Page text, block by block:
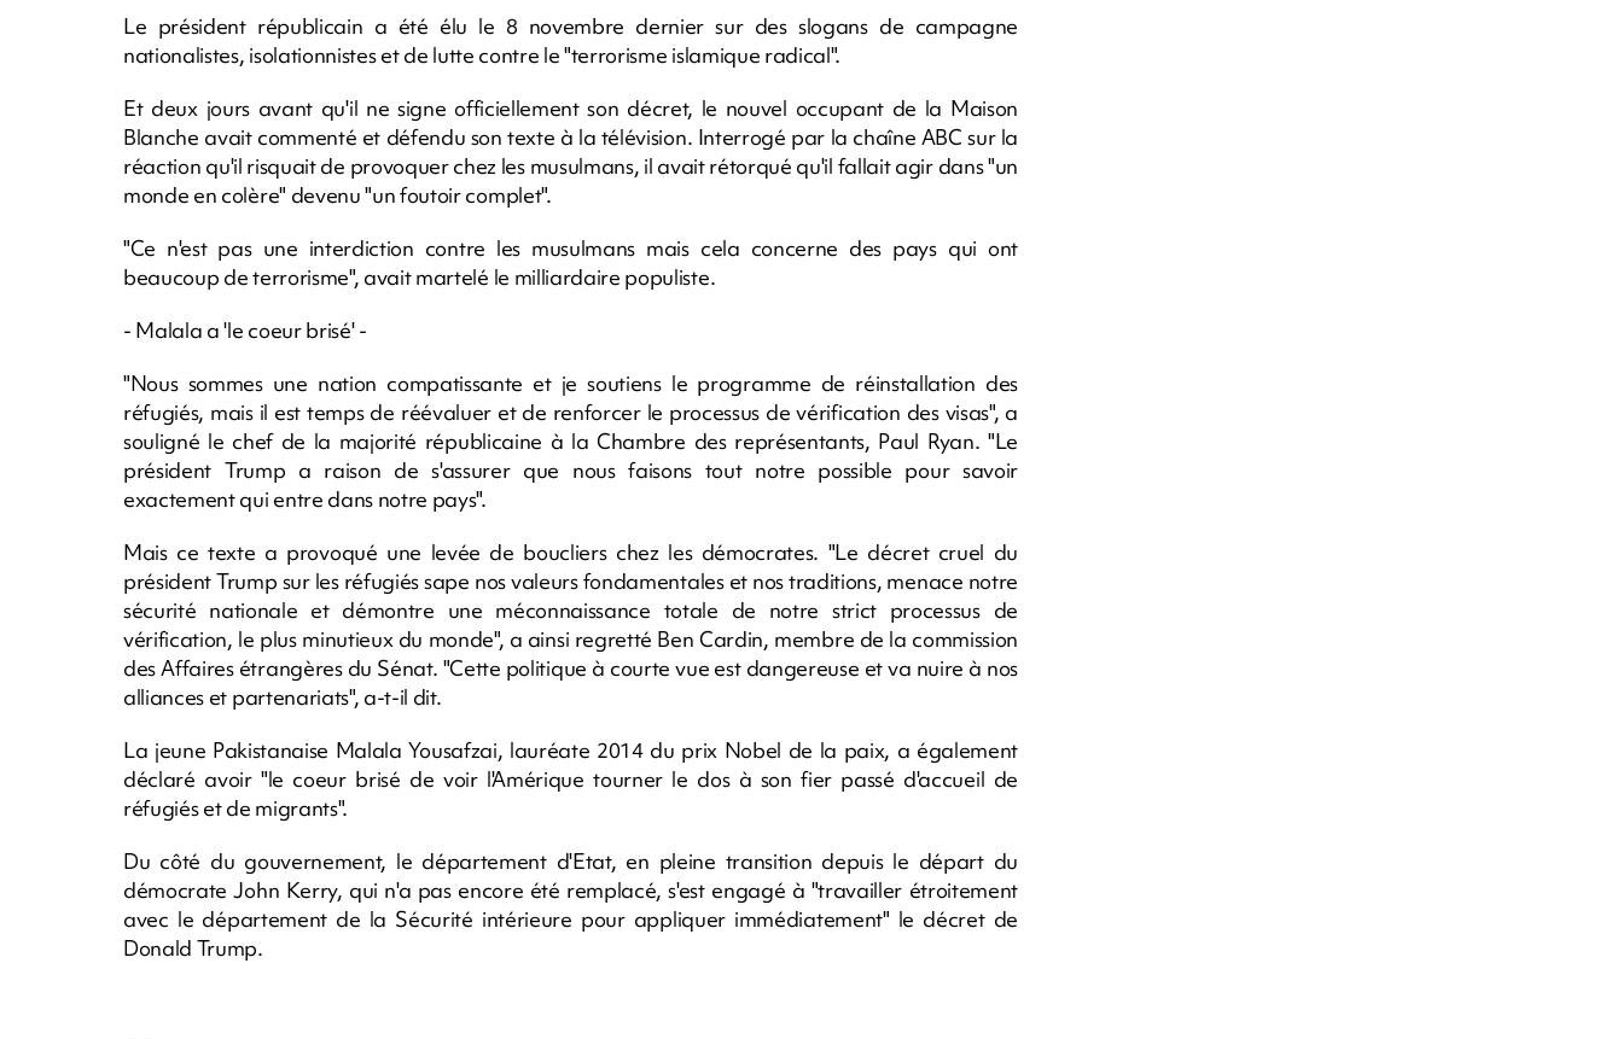
Le président républicain a été élu le 8 novembre dernier sur des slogans de campagne
nationalistes, isolationnistes et de lutte contre le "terrorisme islamique radical".
Et deux jours avant qu'il ne signe officiellement son décret, le nouvel occupant de la Maison
Blanche avait commenté et défendu son texte à la télévision. Interrogé par la chaîne ABC sur la
réaction qu'il risquait de provoquer chez les musulmans, il avait rétorqué qu'il fallait agir dans "un
monde en colère" devenu "un foutoir complet".
"Ce n'est pas une interdiction contre les musulmans mais cela concerne des pays qui ont
beaucoup de terrorisme", avait martelé le milliardaire populiste.
- Malala a 'le coeur brisé' -
"Nous sommes une nation compatissante et je soutiens le programme de réinstallation des
réfugiés, mais il est temps de réévaluer et de renforcer le processus de vérification des visas", a
souligné le chef de la majorité républicaine à la Chambre des représentants, Paul Ryan. "Le
président Trump a raison de s'assurer que nous faisons tout notre possible pour savoir
exactement qui entre dans notre pays".
Mais ce texte a provoqué une levée de boucliers chez les démocrates. "Le décret cruel du
président Trump sur les réfugiés sape nos valeurs fondamentales et nos traditions, menace notre
sécurité nationale et démontre une méconnaissance totale de notre strict processus de
vérification, le plus minutieux du monde", a ainsi regretté Ben Cardin, membre de la commission
des Affaires étrangères du Sénat. "Cette politique à courte vue est dangereuse et va nuire à nos
alliances et partenariats", a-t-il dit.
La jeune Pakistanaise Malala Yousafzai, lauréate 2014 du prix Nobel de la paix, a également
déclaré avoir "le coeur brisé de voir l'Amérique tourner le dos à son fier passé d'accueil de
réfugiés et de migrants".
Du côté du gouvernement, le département d'Etat, en pleine transition depuis le départ du
démocrate John Kerry, qui n'a pas encore été remplacé, s'est engagé à "travailler étroitement
avec le département de la Sécurité intérieure pour appliquer immédiatement" le décret de
Donald Trump.